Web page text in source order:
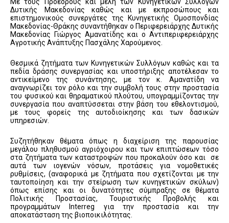
Δυτικής Μακεδονίας καθώς και με εκπροσώπους και
επιστημονικούς συνεργάτες της Κυνηγετικής Ομοσπονδίας
Μακεδονίας-Θράκης συναντήθηκαν ο Περιφερειάρχης Δυτικής
Μακεδονίας Γιώργος Αμανατίδης και ο Αντιπεριφερειάρχης
Αγροτικής Ανάπτυξης Πασχάλης Χαρούμενος.
Θεσμικά ζητήματα των Κυνηγετικών Συλλόγων καθώς και τα
πεδία δράσης συνεργασίας και υποστήριξης αποτέλεσαν το
αντικείμενο της συνάντησης, με τον κ. Αμανατίδη να
αναγνωρίζει τον ρόλο και την συμβολή τους στην προστασία
του φυσικού και θηραματικού πλούτου, υπογραμμίζοντας την
συνεργασία που αναπτύσσεται στην βάση του εθελοντισμού,
με τους φορείς της αυτοδιοίκησης και των δασικών
υπηρεσιών.
Συζητήθηκαν θέματα όπως η διαχείριση της παρουσίας
μεγάλου πληθυσμού αγριόχοιρου και των επιπτώσεων τόσο
στα ζητήματα των καταστροφών που προκαλούν όσο και σε
αυτά των ιογενών νόσων, προτάσεις για νομοθετικές
ρυθμίσεις, (αναφορικά με ζητήματα που σχετίζονται με την
ταυτοποίηση και την στείρωση των κυνηγετικών σκύλων)
όπως επίσης και οι δυνατότητες σύμπραξης σε θέματα
Πολιτικής Προστασίας, Τουριστικής Προβολής και
προγραμμάτων Interreg για την προστασία και την
αποκατάσταση της βιοποικιλότητας.